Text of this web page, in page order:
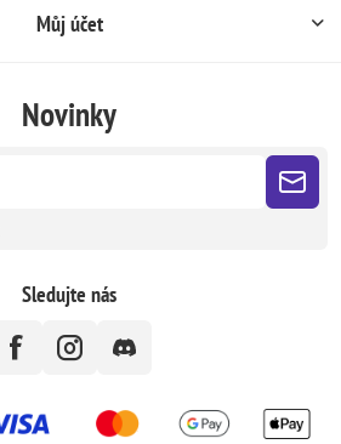
Můj účet
Novinky
Sledujte nás